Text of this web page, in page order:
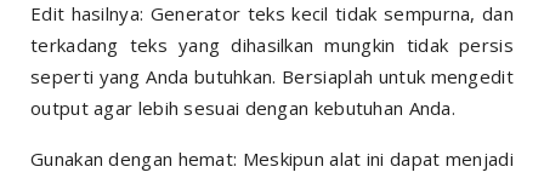
Edit hasilnya: Generator teks kecil tidak sempurna, dan
terkadang teks yang dihasilkan mungkin tidak persis
seperti yang Anda butuhkan. Bersiaplah untuk mengedit
output agar lebih sesuai dengan kebutuhan Anda.
Gunakan dengan hemat: Meskipun alat ini dapat menjadi